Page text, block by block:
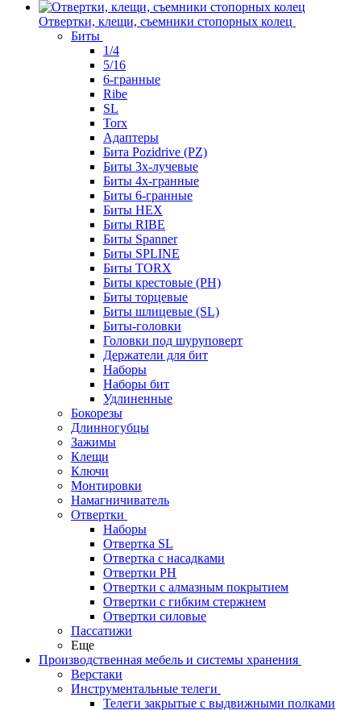
Отвертки, клещи, съемники стопорных колец
Биты
1/4
5/16
6-гранные
Ribe
SL
Torx
Адаптеры
Бита Pozidrive (PZ)
Биты 3х-лучевые
Биты 4х-гранные
Биты 6-гранные
Биты HEX
Биты RIBE
Биты Spanner
Биты SPLINE
Биты TORX
Биты крестовые (PH)
Биты торцевые
Биты шлицевые (SL)
Биты-головки
Головки под шуруповерт
Держатели для бит
Наборы
Наборы бит
Удлиненные
Бокорезы
Длинногубцы
Зажимы
Клещи
Ключи
Монтировки
Намагничиватель
Отвертки
Наборы
Отвертка SL
Отвертка с насадками
Отвертки PH
Отвертки с алмазным покрытием
Отвертки с гибким стержнем
Отвертки силовые
Пассатижи
Еще
Производственная мебель и системы хранения
Верстаки
Инструментальные телеги
Телеги закрытые с выдвижными полками